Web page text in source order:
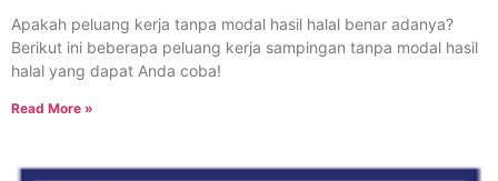
Apakah peluang kerja tanpa modal hasil halal benar adanya?
Berikut ini beberapa peluang kerja sampingan tanpa modal hasil
halal yang dapat Anda coba!
Read More »